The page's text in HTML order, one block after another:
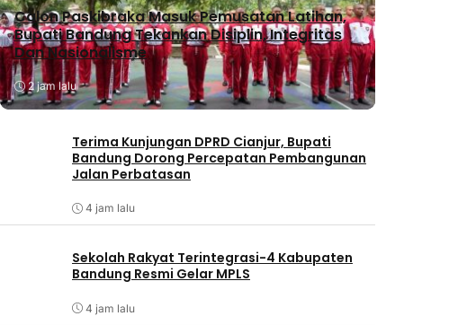
Calon Paskibraka Masuk Pemusatan Latihan,
Bupati Bandung Tekankan Disiplin, Integritas
Dan Nasionalisme
2 jam lalu
Terima Kunjungan DPRD Cianjur, Bupati
Bandung Dorong Percepatan Pembangunan
Jalan Perbatasan
4 jam lalu
Sekolah Rakyat Terintegrasi-4 Kabupaten
Bandung Resmi Gelar MPLS
4 jam lalu